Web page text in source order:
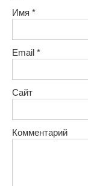
Имя *
Email *
Сайт
Комментарий